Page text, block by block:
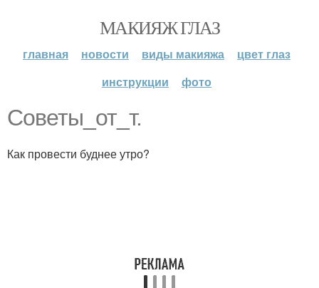
МАКИЯЖ ГЛАЗ
главная новости виды макияжа
цвет глаз
инструкции
фото
Советы_от_т.
Как провести буднее утро?